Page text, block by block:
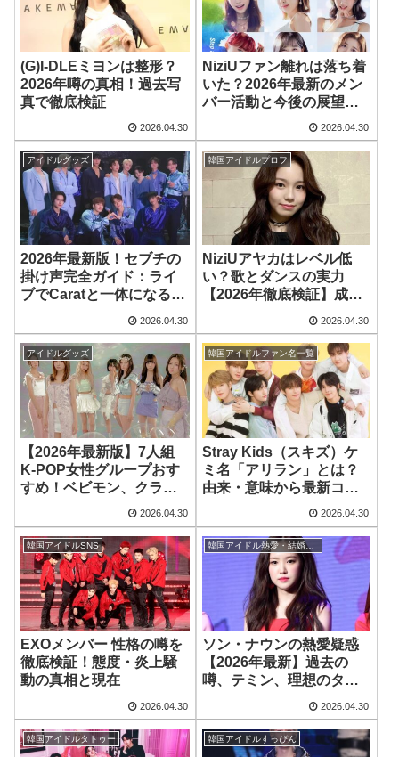
(G)I-DLEミヨンは整形？
2026年噂の真相！過去写
真で徹底検証
2026.04.30
NiziUファン離れは落ち着
いた？2026年最新のメン
バー活動と今後の展望を
2026.04.30
アイドルグッズ
2026年最新版！セブチの
掛け声完全ガイド：ライ
ブでCaratと一体になる方
2026.04.30
韓国アイドルプロフ
NiziUアヤカはレベル低
い？歌とダンスの実力
【2026年徹底検証】成長
2026.04.30
アイドルグッズ
【2026年最新版】7人組
K-POP女性グループおす
すめ！ベビモン、クラッ
シー…魅力を徹底解剖
2026.04.30
韓国アイドルファン名一覧
Stray Kids（スキズ）ケ
ミ名「アリラン」とは？
由来・意味から最新コン
ビ事情まで徹底解説！
【2026年最新版】
2026.04.30
韓国アイドルSNS
EXOメンバー 性格の噂を
徹底検証！態度・炎上騒
動の真相と現在
2026.04.30
韓国アイドル熱愛・結婚のうわさ
ソン・ナウンの熱愛疑惑
【2026年最新】過去の
噂、テミン、理想のタイ
2026.04.30
韓国アイドルタトゥー 韓国アイドルすっぴん